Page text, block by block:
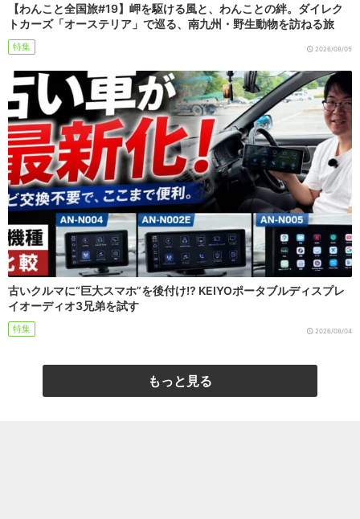
【わんこと全国旅#19】岬を駆ける風と、わんことの絆。ダイレク
トカーズ「オーステリア」で巡る、南九州・野生動物を訪ねる旅
特集 2026/08/05
古いクルマに“巨大スマホ”を後付け!? KEIYOポータブルディスプレ
イオーディオ3兄弟を試す
特集 2026/08/04
もっと見る